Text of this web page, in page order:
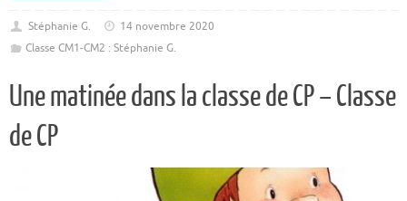
Stéphanie G.
14 novembre 2020
Classe CM1-CM2 : Stéphanie G.
Une matinée dans la classe de CP – Classe
de CP